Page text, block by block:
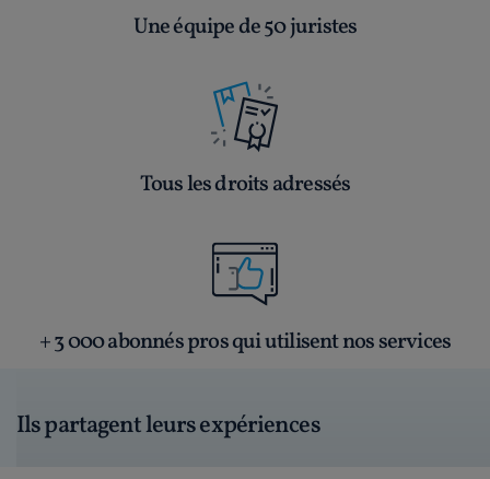
Une équipe de 50 juristes
Tous les droits adressés
+ 3 000 abonnés pros qui utilisent nos services
Ils partagent leurs expériences